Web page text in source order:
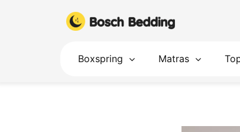
Boxspring Matras